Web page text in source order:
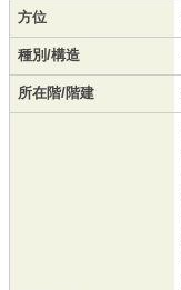
方位
種別/構造
所在階/階建